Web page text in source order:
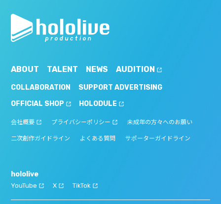
ABOUT TALENT NEWS AUDITION
COLLABORATION
SUPPORT ADVERTISING
OFFICIAL SHOP
HOLODULE
会社概要 プライバシーポリシー 未成年の方々へのお願い
二次創作ガイドライン よくある質問 サポーターガイドライン
hololive
YouTube X TikTok